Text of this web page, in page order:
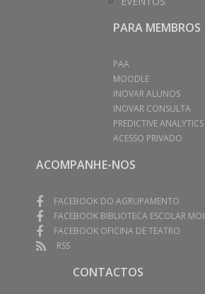
PARA MEMBROS
PAA
MOODLE
INOVAR ALUNOS
INOVAR CONSULTA
PREDICTIVE ANALYTICS
ACESSO PRIVADO
ACOMPANHE-NOS
FACEBOOK DO AGRUPAMENTO
FACEBOOK BIBLIOTECA ESCOLAR
FACEBOOK OFICINA DE TEATRO
RSS
CONTACTOS